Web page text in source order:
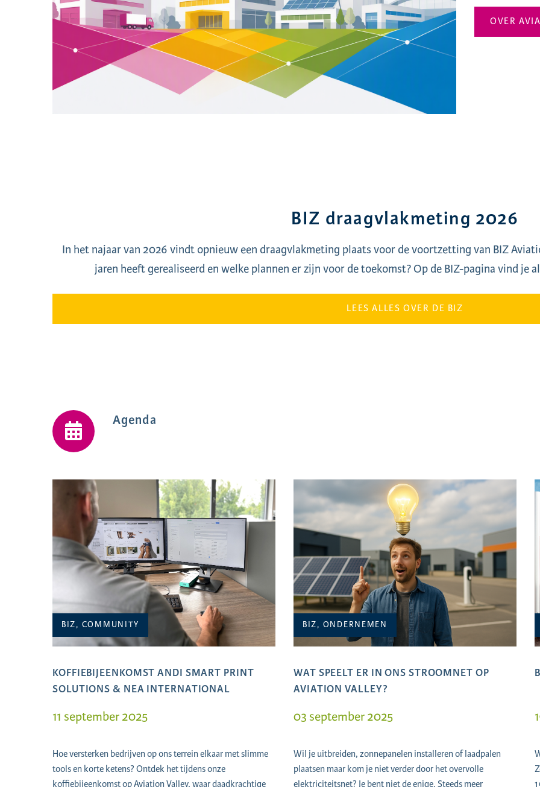
OVER
BIZ draagvlakmeting 2026
In het najaar van 2026 vindt opnieuw een draagvlakmeting plaats voor de voortzetting van BIZ
jaren heeft gerealiseerd en welke plannen er zijn voor de toekomst? Op de BIZ-pagina vind
LEES ALLES OVER DE BIZ
Agenda
BIZ, COMMUNITY
KOFFIEBIJEENKOMST ANDI SMART PRINT
SOLUTIONS & NEA INTERNATIONAL
11 september 2025
Hoe versterken bedrijven op ons terrein elkaar met slimme
tools en korte ketens? Ontdek het tijdens onze
koffiebijeenkomst op Aviation Valley, waar daadkrachtige
BIZ, ONDERNEMEN
WAT SPEELT ER IN ONS STROOMNET OP
AVIATION VALLEY?
03 september 2025
Wil je uitbreiden, zonnepanelen installeren of laadpalen
plaatsen maar kom je niet verder door het overvolle
elektriciteitsnet? Je bent niet de enige. Steeds meer